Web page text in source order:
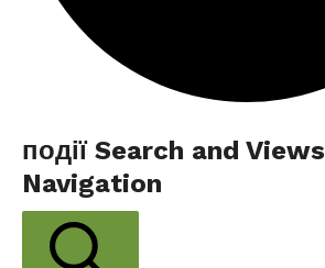
події
for
13.06.2026
події Search and Views
Navigation